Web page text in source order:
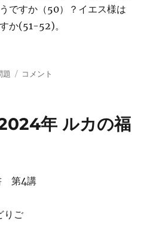
ですか（50）？イエス様は
か(51-52)。
題
20241229_2024
の
5
に
コメント
年 ルカの福
第4講
りご